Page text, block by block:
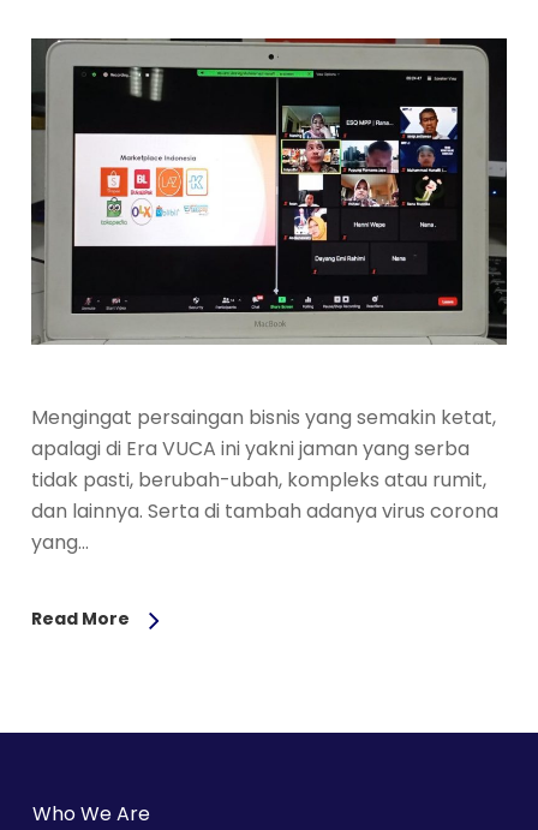
Mengingat persaingan bisnis yang semakin ketat,
apalagi di Era VUCA ini yakni jaman yang serba
tidak pasti, berubah-ubah, kompleks atau rumit,
dan lainnya. Serta di tambah adanya virus corona
yang…
Read More
Who We Are